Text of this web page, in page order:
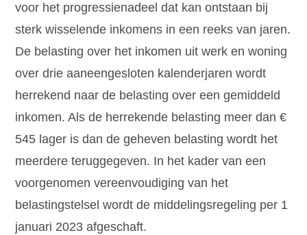
voor het progressienadeel dat kan ontstaan bij
sterk wisselende inkomens in een reeks van jaren.
De belasting over het inkomen uit werk en woning
over drie aaneengesloten kalenderjaren wordt
herrekend naar de belasting over een gemiddeld
inkomen. Als de herrekende belasting meer dan €
545 lager is dan de geheven belasting wordt het
meerdere teruggegeven. In het kader van een
voorgenomen vereenvoudiging van het
belastingstelsel wordt de middelingsregeling per 1
januari 2023 afgeschaft.